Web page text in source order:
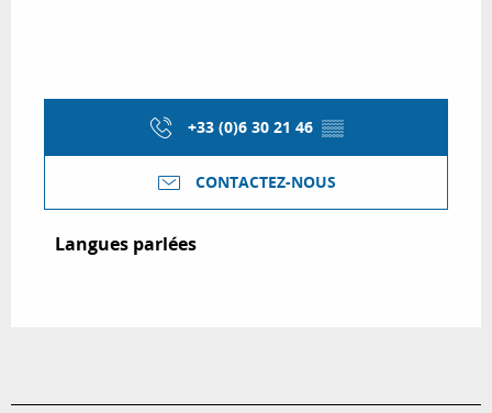
+33 (0)6 30 21 46 ▒▒
CONTACTEZ-NOUS
Langues parlées
Langues parlées